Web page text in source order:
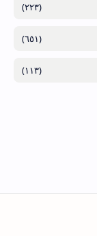
(٢٢٣)
(٦٥١)
(١١٣)